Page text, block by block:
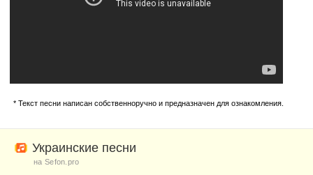
* Текст песни написан собственноручно и предназначен для ознакомления.
Украинские песни
на Sefon.pro